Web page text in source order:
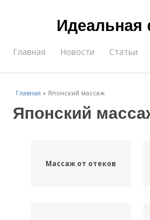
Идеальная
Главная Новости Статьи
Главная »Японский массаж
Японский
Массаж от отеков